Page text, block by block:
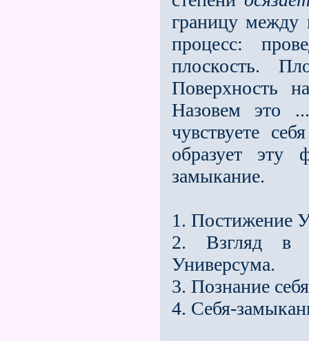
границу
процесс:
плоскость.
Поверхность
Назовем это
чувствуете
образует эту
замыкание.
1. Постижение
2. Взгляд в
Универсума.
3. Познание
4. Себя-